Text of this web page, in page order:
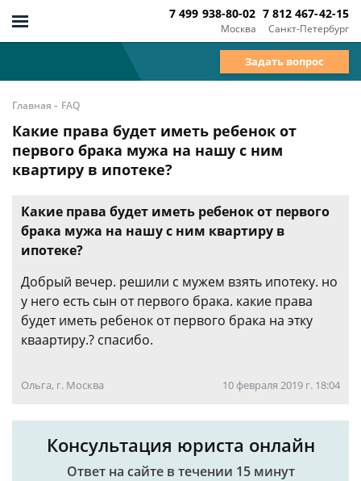
Москва
7 499 938-80-02
Санкт-Петербург
7 812 467-42-15
Задать вопрос
Главная - FAQ
Какие права будет иметь ребенок от
первого брака мужа на нашу с ним
квартиру в ипотеке?
Какие права будет иметь ребенок от первого
брака мужа на нашу с ним квартиру в
ипотеке?
Добрый вечер. решили с мужем взять ипотеку. но
у него есть сын от первого брака. какие права
будет иметь ребенок от первого брака на этку
кваартиру.? спасибо.
Ольга, г. Москва 10 февраля 2019 г. 18:04
Консультация юриста онлайн
Ответ на сайте в течении 15 минут